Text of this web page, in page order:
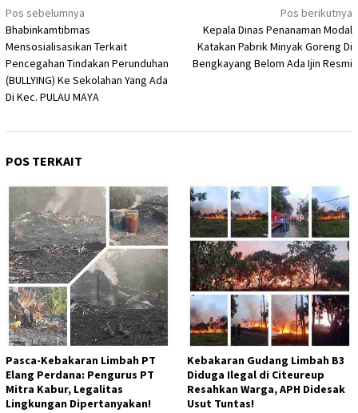
Navigasi
pos
Pos sebelumnya
Bhabinkamtibmas
Mensosialisasikan Terkait
Pencegahan Tindakan Perunduhan
(BULLYING) Ke Sekolahan Yang Ada
Di Kec. PULAU MAYA
Pos berikutnya
Kepala Dinas Penanaman Modal
Katakan Pabrik Minyak Goreng Di
Bengkayang Belom Ada Ijin Resmi
POS TERKAIT
Pasca-Kebakaran Limbah PT
Elang Perdana: Pengurus PT
Mitra Kabur, Legalitas
Lingkungan Dipertanyakan!
Kebakaran Gudang Limbah B3
Diduga Ilegal di Citeureup
Resahkan Warga, APH Didesak
Usut Tuntas!